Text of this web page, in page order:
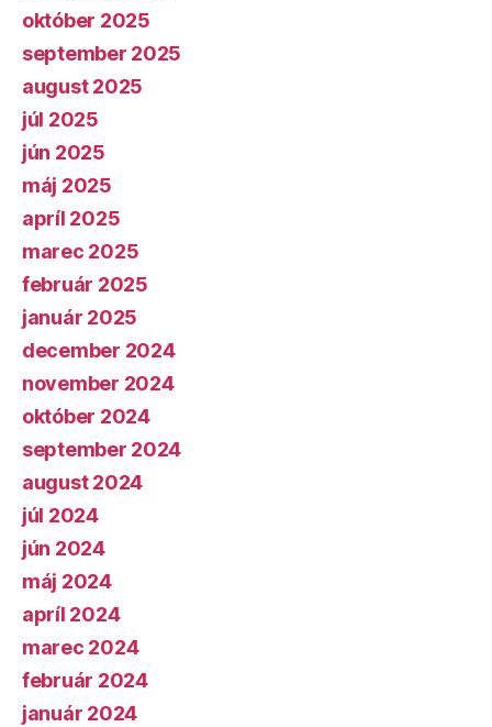
október 2025
september 2025
august 2025
júl 2025
jún 2025
máj 2025
apríl 2025
marec 2025
február 2025
január 2025
december 2024
november 2024
október 2024
september 2024
august 2024
júl 2024
jún 2024
máj 2024
apríl 2024
marec 2024
február 2024
január 2024